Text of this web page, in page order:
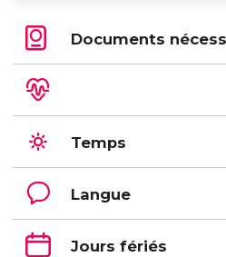
Documents
Temps
Langue
Jours fériés